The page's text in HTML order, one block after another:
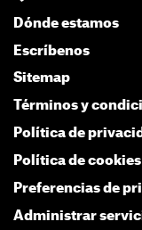
Dónde estamos
Escríbenos
Sitemap
Términos y
Política de
Política de cookies
Preferencias de
Administrar